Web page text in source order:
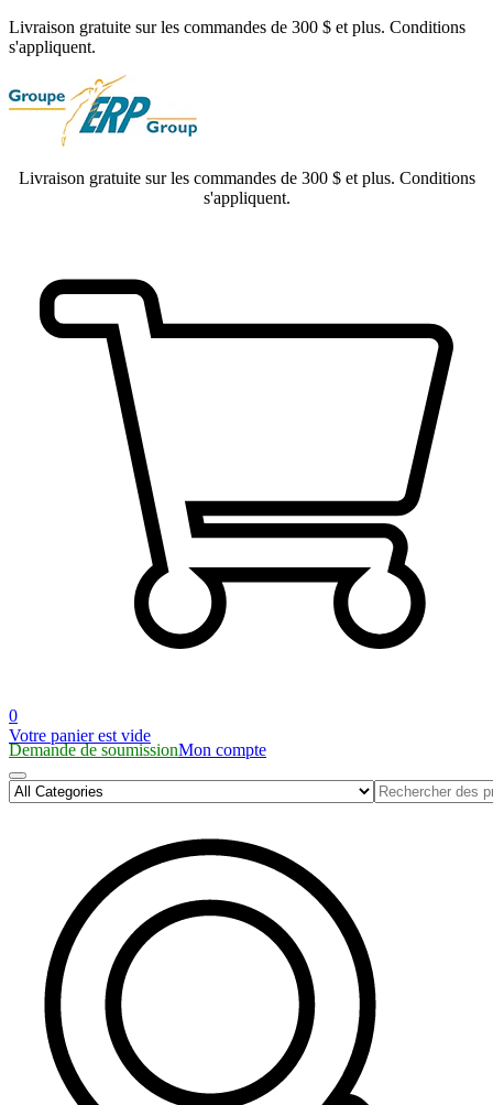
Livraison gratuite sur les commandes de 300 $ et plus. Conditions
s'appliquent.
Livraison gratuite sur les commandes de 300 $ et plus. Conditions
s'appliquent.
0
Votre panier est vide
Demande de soumissionMon compte